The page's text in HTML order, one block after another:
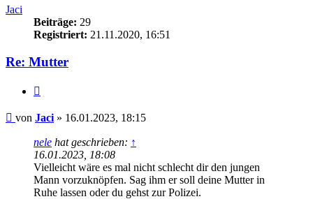
Jaci
Beiträge: 29
Registriert: 21.11.2020, 16:51
Re: Mutter
Beitrag
von Jaci » 16.01.2023, 18:15
nele hat geschrieben: ↑
16.01.2023, 18:08
Vielleicht wäre es mal nicht schlecht dir den jungen
Mann vorzuknöpfen. Sag ihm er soll deine Mutter in
Ruhe lassen oder du gehst zur Polizei.